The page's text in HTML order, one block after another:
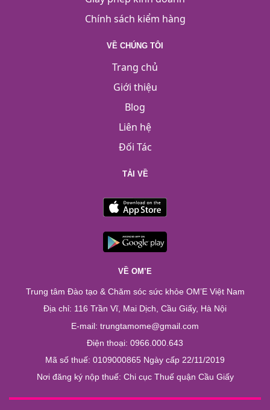
Chính sách kiểm hàng
VỀ CHÚNG TÔI
Trang chủ
Giới thiệu
Blog
Liên hệ
Đối Tác
TẢI VỀ
VỀ OM’E
Trung tâm Đào tạo & Chăm sóc sức khỏe OM’E Việt Nam
Địa chỉ: 116 Trần Vĩ, Mai Dịch, Cầu Giấy, Hà Nội
E-mail: trungtamome@gmail.com
Điện thoại: 0966.000.643
Mã số thuế: 0109000865 Ngày cấp 22/11/2019
Nơi đăng ký nộp thuế: Chi cục Thuế quận Cầu Giấy